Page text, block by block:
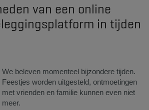
van een online
in tijden
​We beleven momenteel bijzondere tijden.
Feestjes worden uitgesteld, ontmoetingen
met vrienden en familie kunnen even niet
meer.